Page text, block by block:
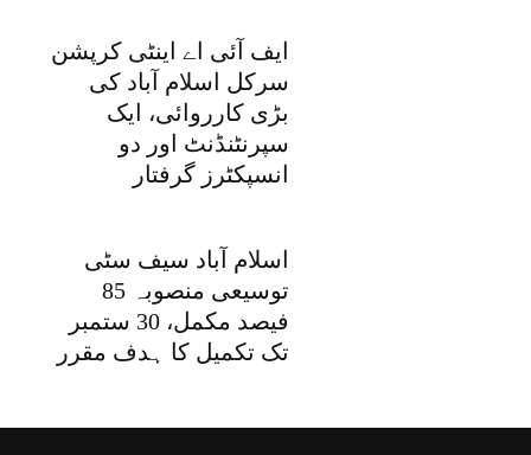
ایف آئی اے اینٹی کرپشن
سرکل اسلام آباد کی
بڑی کارروائی، ایک
سپرنٹنڈنٹ اور دو
انسپکٹرز گرفتار
اسلام آباد سیف سٹی
توسیعی منصوبہ 85
فیصد مکمل، 30 ستمبر
تک تکمیل کا ہدف مقرر